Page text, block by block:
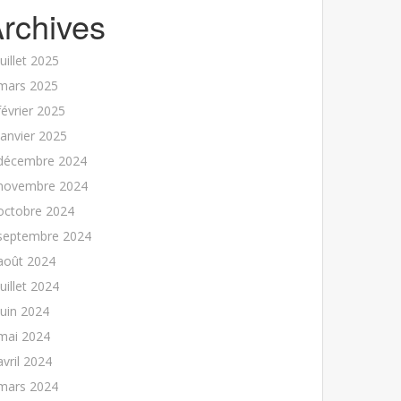
2025
2025
2025
2025
2024
2024
2024
2024
2024
2024
2024
2024
2024
2024